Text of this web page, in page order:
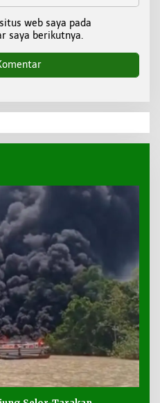
web saya pada
saya berikutnya.